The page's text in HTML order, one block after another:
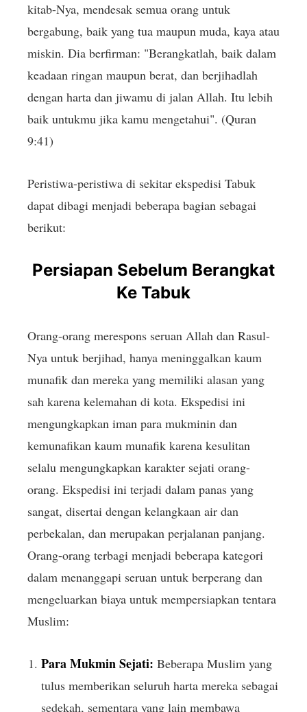
kitab-Nya, mendesak semua orang untuk
bergabung, baik yang tua maupun muda, kaya atau
miskin. Dia berfirman: "Berangkatlah, baik dalam
keadaan ringan maupun berat, dan berjihadlah
dengan harta dan jiwamu di jalan Allah. Itu lebih
baik untukmu jika kamu mengetahui". (Quran
9:41)
Peristiwa-peristiwa di sekitar ekspedisi Tabuk
dapat dibagi menjadi beberapa bagian sebagai
berikut:
Persiapan Sebelum Berangkat
Ke Tabuk
Orang-orang merespons seruan Allah dan Rasul-
Nya untuk berjihad, hanya meninggalkan kaum
munafik dan mereka yang memiliki alasan yang
sah karena kelemahan di kota. Ekspedisi ini
mengungkapkan iman para mukminin dan
kemunafikan kaum munafik karena kesulitan
selalu mengungkapkan karakter sejati orang-
orang. Ekspedisi ini terjadi dalam panas yang
sangat, disertai dengan kelangkaan air dan
perbekalan, dan merupakan perjalanan panjang.
Orang-orang terbagi menjadi beberapa kategori
dalam menanggapi seruan untuk berperang dan
mengeluarkan biaya untuk mempersiapkan tentara
Muslim:
Para Mukmin Sejati: Beberapa Muslim yang
tulus memberikan seluruh harta mereka sebagai
sedekah, sementara yang lain membawa